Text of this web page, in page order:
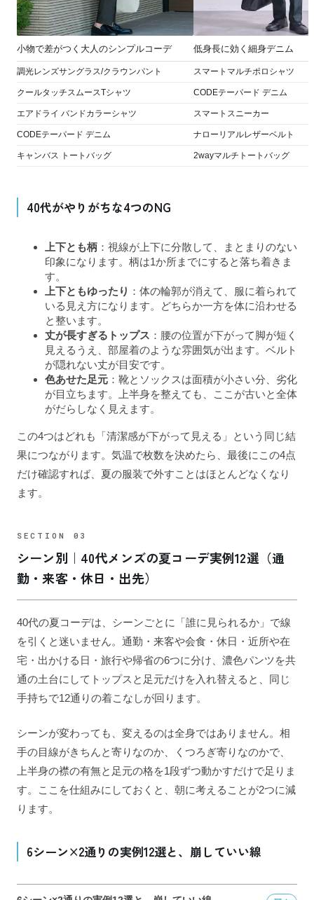
小物で差がつく大人のシンプルコーデ
調光レンズサングラス/クラウンパント
クールタッチスムースTシャツ
エアドライ バンドカラーシャツ
CODEテーパード デニム
キャンバス トートバッグ
低身長に効く細身デニム
スマートマルチポロシャツ
CODEテーパード デニム
スマートスニーカー
ナローリアルレザーベルト
2wayマルチトートバッグ
40代がやりがちな4つのNG
上下とも柄 ：視線が上下に分散して、まとまりのない
印象になります。柄は1か所までにすると落ち着きま
す。
上下ともゆったり ：体の輪郭が消えて、服に着られて
いる見え方になります。どちらか一方を体に沿わせる
と整います。
丈が長すぎるトップス ：腰の位置が下がって脚が短く
見えるうえ、部屋着のような雰囲気が出ます。ベルト
が隠れない丈が目安です。
色あせた足元 ：靴とソックスは面積が小さい分、劣化
が目立ちます。上半身を整えても、ここが古いと全体
がだらしなく見えます。
この4つはどれも「清潔感が下がって見える」という同じ結
果につながります。気温で枚数を決めたら、最後にこの4点
だけ確認すれば、夏の服装で外すことはほとんどなくなり
ます。
シーン別｜40代メンズの夏コーデ実例12選（通
勤・来客・休日・出先）
40代の夏コーデは、シーンごとに「誰に見られるか」で線
を引くと迷いません。通勤・来客や会食・休日・近所や在
宅・出かける日・旅行や帰省の6つに分け、濃色パンツを共
通の土台にしてトップスと足元だけを入れ替えると、同じ
手持ちで12通りの着こなしが回ります。
シーンが変わっても、変えるのは全身ではありません。相
手の目線がきちんと寄りなのか、くつろぎ寄りなのかで、
上半身の襟の有無と足元の格を1段ずつ動かすだけで足りま
す。ここを仕組みにしておくと、朝に考えることが2つに減
ります。
6シーン×2通りの実例12選と、崩していい線